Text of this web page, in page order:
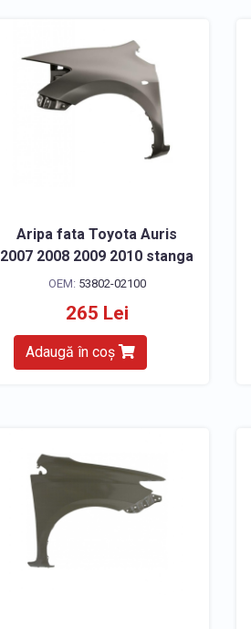
Aripa fata Toyota Auris
2007 2008 2009 2010 stanga
OEM: 53802-02100
265 Lei
Adaugă în coș